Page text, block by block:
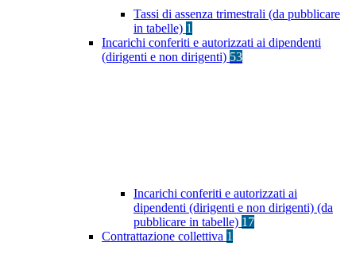
Tassi di assenza trimestrali (da pubblicare
in tabelle) 1
Incarichi conferiti e autorizzati ai dipendenti
(dirigenti e non dirigenti) 53
Incarichi conferiti e autorizzati ai
dipendenti (dirigenti e non dirigenti) (da
pubblicare in tabelle) 17
Contrattazione collettiva 1